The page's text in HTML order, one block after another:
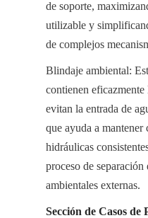
de soporte,
utilizable y
de complejos
Blindaje ambiental:
contienen
evitan la entrada de
que ayuda a mantener
hidráulicas
proceso de separación
ambientales externas.
Sección de Casos de